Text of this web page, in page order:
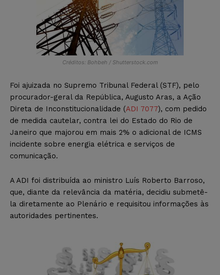
Créditos: Bohbeh / Shutterstock.com
Foi ajuizada no Supremo Tribunal Federal (STF), pelo
procurador-geral da República, Augusto Aras, a Ação
Direta de Inconstitucionalidade (ADI 7077), com pedido
de medida cautelar, contra lei do Estado do Rio de
Janeiro que majorou em mais 2% o adicional de ICMS
incidente sobre energia elétrica e serviços de
comunicação.
A ADI foi distribuída ao ministro Luís Roberto Barroso,
que, diante da relevância da matéria, decidiu submetê-
la diretamente ao Plenário e requisitou informações às
autoridades pertinentes.